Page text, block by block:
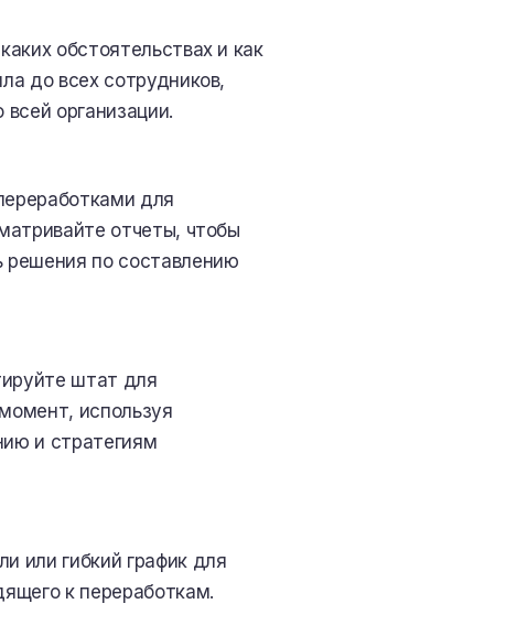
обстоятельствах и как
до всех сотрудников,
организации.
для
отчеты, чтобы
решения по составлению
штат для
используя
и стратегиям
или гибкий график для
к переработкам.